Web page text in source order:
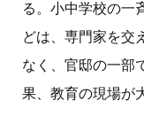
る。小中学校の一
どは、専門家を交
なく、官邸の一部
果、教育の現場が